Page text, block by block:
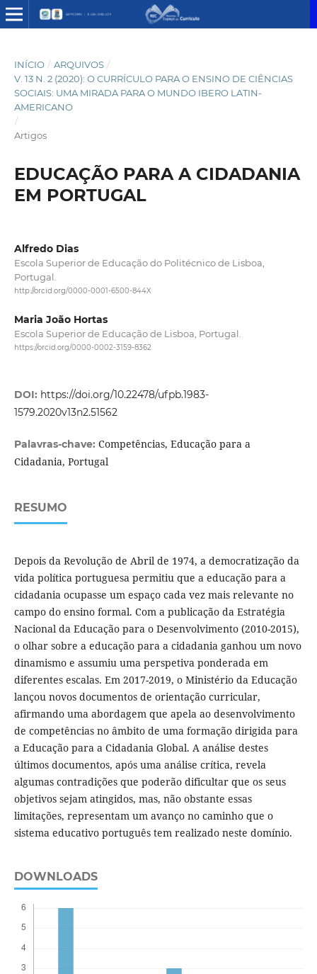
INÍCIO / ARQUIVOS /
V. 13 N. 2 (2020): O CURRÍCULO PARA O ENSINO DE CIÊNCIAS
SOCIAIS: UMA MIRADA PARA O MUNDO IBERO LATIN-
AMERICANO
/
Artigos
EDUCAÇÃO PARA A CIDADANIA
EM PORTUGAL
Alfredo Dias
Escola Superior de Educação do Politécnico de Lisboa,
Portugal.
http://orcid.org/0000-0001-6500-844X
Maria João Hortas
Escola Superior de Educação de Lisboa, Portugal.
https://orcid.org/0000-0002-3159-8362
DOI: https://doi.org/10.22478/ufpb.1983-
1579.2020v13n2.51562
Palavras-chave: Competências, Educação para a
Cidadania, Portugal
RESUMO
Depois da Revolução de Abril de 1974, a democratização da
vida política portuguesa permitiu que a educação para a
cidadania ocupasse um espaço cada vez mais relevante no
campo do ensino formal. Com a publicação da Estratégia
Nacional da Educação para o Desenvolvimento (2010-2015),
o olhar sobre a educação para a cidadania ganhou um novo
dinamismo e assumiu uma perspetiva ponderada em
diferentes escalas. Em 2017-2019, o Ministério da Educação
lançou novos documentos de orientação curricular,
afirmando uma abordagem que apela ao desenvolvimento
de competências no âmbito de uma formação dirigida para
a Educação para a Cidadania Global. A análise destes
últimos documentos, após uma análise crítica, revela
algumas contradições que poderão dificultar que os seus
objetivos sejam atingidos, mas, não obstante essas
limitações, representam um avanço no caminho que o
sistema educativo português tem realizado neste domínio.
DOWNLOADS